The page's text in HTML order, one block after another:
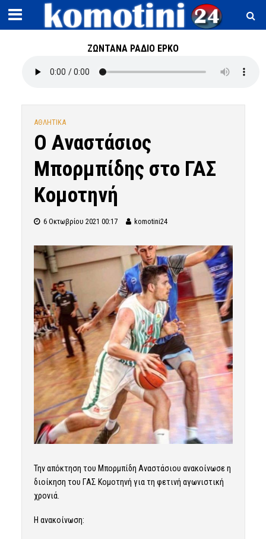
ΖΩΝΤΑΝΑ ΡΑΔΙΟ ΕΡΚΟ
ΑΘΛΗΤΙΚΑ
Ο Αναστάσιος
Μπορμπίδης στο ΓΑΣ
Κομοτηνή
6 Οκτωβρίου 2021 00:17 komotini24
Την απόκτηση του Μπορμπίδη Αναστάσιου ανακοίνωσε η
διοίκηση του ΓΑΣ Κομοτηνή για τη φετινή αγωνιστική
χρονιά.
Η ανακοίνωση: